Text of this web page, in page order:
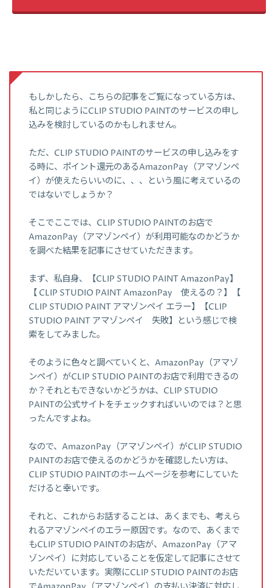
もしかしたら、こちらの記事をご覧になっている方は、
私と同じようにCLIP STUDIO PAINTのサービスの申し
込みを検討しているのかもしれません。
ただ、CLIP STUDIO PAINTのサービスの申し込みをす
る時に、ポイント還元のあるAmazonPay（アマゾンペ
イ）が使えたらいいのに、、、という風に考えているの
ではないでしょうか？
そこでここでは、CLIP STUDIO PAINTのお店で
AmazonPay（アマゾンペイ）が利用可能なのかどうか
を調べた結果を記事にさせていただきます。
まず、私自身、【CLIP STUDIO PAINT AmazonPay】
【 CLIP STUDIO PAINT AmazonPay 使えるの？】【
CLIP STUDIO PAINT アマゾンペイ エラー】【CLIP
STUDIO PAINT アマゾンペイ 失敗】という感じで検
索をしてみました。
そのように色々と調べていくと、AmazonPay（アマゾ
ンペイ）がCLIP STUDIO PAINTのお店で利用できるの
か？それともできないかどうかは、CLIP STUDIO
PAINTの公式サイトをチェックすればいいのでは？と思
ったんですよね。
なので、AmazonPay（アマゾンペイ）がCLIP STUDIO
PAINTのお店で使えるのかどうかを確認したい方は、
CLIP STUDIO PAINTのホームページを参考にしていた
だけると幸いです。
それと、これからお話することは、あくまでも、考えら
れるアマゾンペイのエラー原因です。なので、あくまで
もCLIP STUDIO PAINTのお店が、AmazonPay（アマ
ゾンペイ）に対応していることを仮定して記事にさせて
いただいています。実際にCLIP STUDIO PAINTのお店